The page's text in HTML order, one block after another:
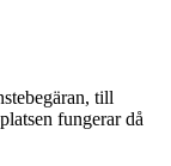
till
fungerar då